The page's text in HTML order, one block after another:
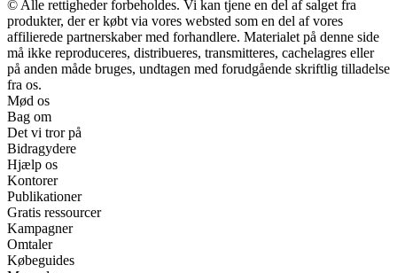
© Alle rettigheder forbeholdes. Vi kan tjene en del af salget fra
produkter, der er købt via vores websted som en del af vores
affilierede partnerskaber med forhandlere. Materialet på denne side
må ikke reproduceres, distribueres, transmitteres, cachelagres eller
på anden måde bruges, undtagen med forudgående skriftlig tilladelse
fra os.
Mød os
Bag om
Det vi tror på
Bidragydere
Hjælp os
Kontorer
Publikationer
Gratis ressourcer
Kampagner
Omtaler
Købeguides